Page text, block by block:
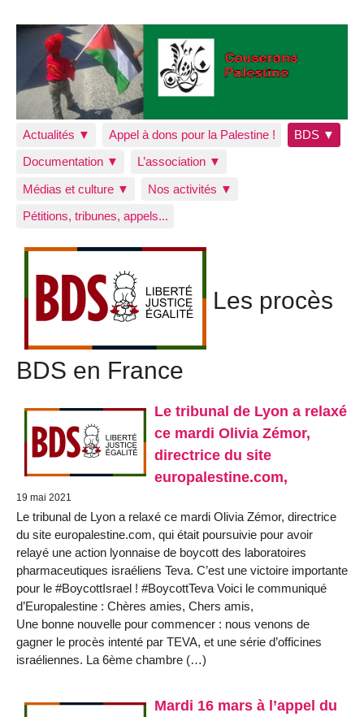
Actualités ▼ Appel à dons pour la Palestine !
BDS ▼
Documentation ▼
L’association ▼
Médias et culture ▼
Nos activités ▼
Pétitions, tribunes, appels...
Les procès
BDS en France
Le tribunal de Lyon a relaxé
ce mardi Olivia Zémor,
directrice du site
europalestine.com,
19 mai 2021
Le tribunal de Lyon a relaxé ce mardi Olivia Zémor, directrice
du site europalestine.com, qui était poursuivie pour avoir
relayé une action lyonnaise de boycott des laboratoires
pharmaceutiques israéliens Teva. C’est une victoire importante
pour le #BoycottIsrael ! #BoycottTeva Voici le communiqué
d’Europalestine : Chères amies, Chers amis,
Une bonne nouvelle pour commencer : nous venons de
gagner le procès intenté par TEVA, et une série d’officines
israéliennes. La 6ème chambre (…)
Mardi 16 mars à l’appel du